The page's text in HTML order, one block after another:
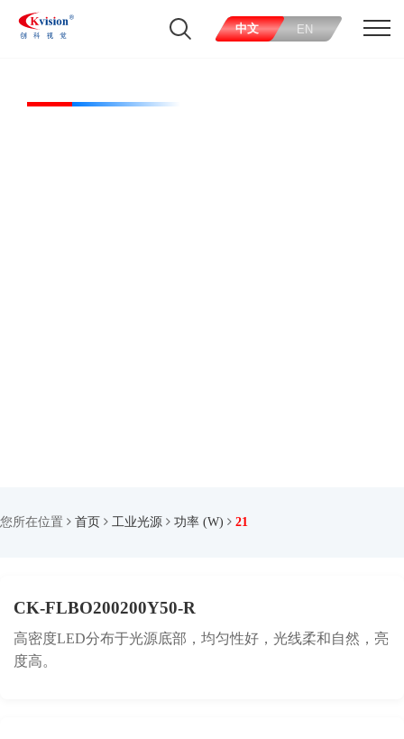
中文 EN
您所在位置 首页 工业光源 功率 (W) 21
CK-FLBO200200Y50-R
高密度LED分布于光源底部，均匀性好，光线柔和自然，亮
度高。